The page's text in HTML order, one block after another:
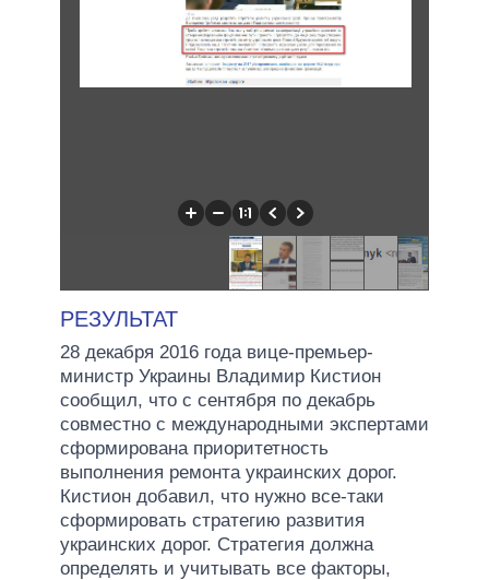
РЕЗУЛЬТАТ
28 декабря 2016 года вице-премьер-
министр Украины Владимир Кистион
сообщил, что с сентября по декабрь
совместно с международными экспертами
сформирована приоритетность
выполнения ремонта украинских дорог.
Кистион добавил, что нужно все-таки
сформировать стратегию развития
украинских дорог. Стратегия должна
определять и учитывать все факторы,